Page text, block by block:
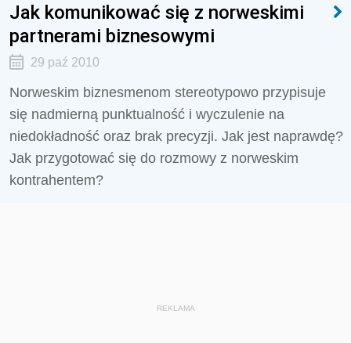
Jak komunikować się z norweskimi
partnerami biznesowymi
29 paź 2010
Norweskim biznesmenom stereotypowo przypisuje
się nadmierną punktualność i wyczulenie na
niedokładność oraz brak precyzji. Jak jest naprawdę?
Jak przygotować się do rozmowy z norweskim
kontrahentem?
REKLAMA